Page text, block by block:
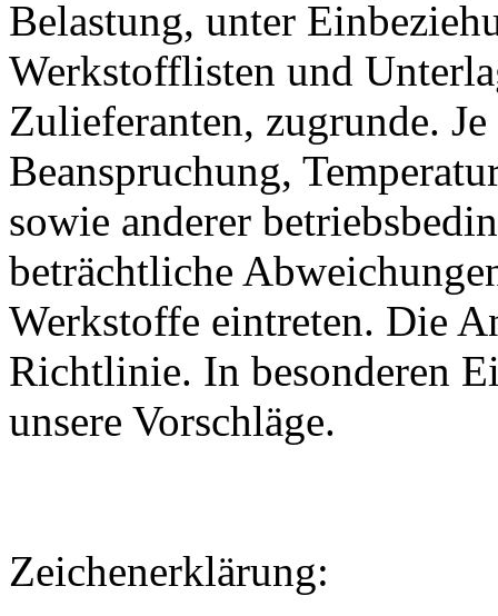
Belastung, unter
Werkstofflisten und
Zulieferanten, zugrunde.
Beanspruchung,
sowie anderer
beträchtliche
Werkstoffe eintreten. Die
Richtlinie. In besonderen
unsere Vorschläge.
Zeichenerklärung: